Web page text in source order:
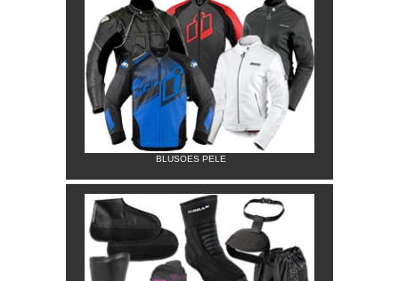
BLUSOES PELE